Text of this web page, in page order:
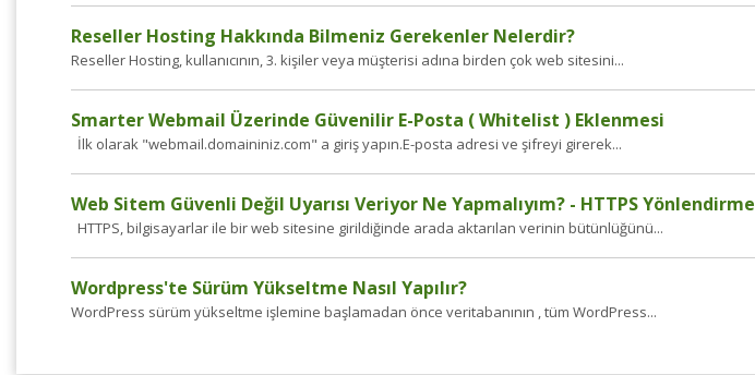
Reseller Hosting Hakkında Bilmeniz Gerekenler Nelerdir?
Reseller Hosting, kullanıcının, 3. kişiler veya müşterisi adına birden çok web sitesini...
Smarter Webmail Üzerinde Güvenilir E-Posta ( Whitelist ) Eklenmesi
İlk olarak "webmail.domaininiz.com" a giriş yapın.E-posta adresi ve şifreyi girerek...
Web Sitem Güvenli Değil Uyarısı Veriyor Ne Yapmalıyım? - HTTPS Yönlendirme
HTTPS, bilgisayarlar ile bir web sitesine girildiğinde arada aktarılan verinin bütünlüğünü...
Wordpress'te Sürüm Yükseltme Nasıl Yapılır?
WordPress sürüm yükseltme işlemine başlamadan önce veritabanının , tüm WordPress...